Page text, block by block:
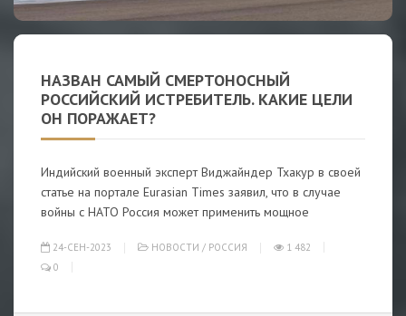
НАЗВАН САМЫЙ СМЕРТОНОСНЫЙ
РОССИЙСКИЙ ИСТРЕБИТЕЛЬ. КАКИЕ ЦЕЛИ
ОН ПОРАЖАЕТ?
Индийский военный эксперт Виджайндер Тхакур в своей
статье на портале Eurasian Times заявил, что в случае
войны с НАТО Россия может применить мощное
24-СЕН-2023 НОВОСТИ / РОССИЯ
1 482
0